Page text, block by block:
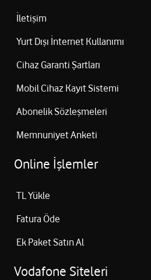
İletişim
Yurt Dışı İnternet Kullanımı
Cihaz Garanti Şartları
Mobil Cihaz Kayıt Sistemi
Abonelik Sözleşmeleri
Memnuniyet Anketi
Online İşlemler
TL Yükle
Fatura Öde
Ek Paket Satın Al
Vodafone Siteleri